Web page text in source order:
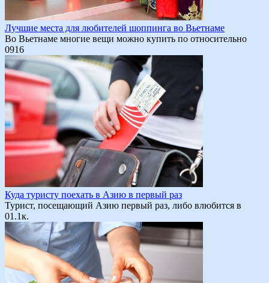
Лучшие места для любителей шоппинга во Вьетнаме
Во Вьетнаме многие вещи можно купить по относительно
0916
Куда туристу поехать в Азию в первый раз
Турист, посещающий Азию первый раз, либо влюбится в
01.1к.